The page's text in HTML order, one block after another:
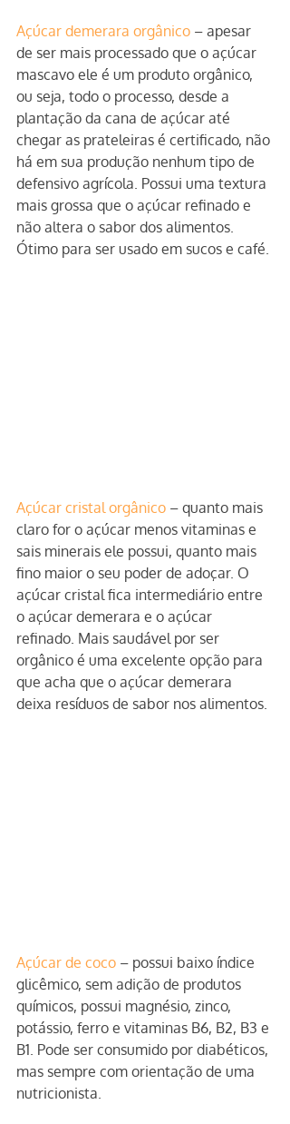
Açúcar demerara orgânico – apesar
de ser mais processado que o açúcar
mascavo ele é um produto orgânico,
ou seja, todo o processo, desde a
plantação da cana de açúcar até
chegar as prateleiras é certificado, não
há em sua produção nenhum tipo de
defensivo agrícola. Possui uma textura
mais grossa que o açúcar refinado e
não altera o sabor dos alimentos.
Ótimo para ser usado em sucos e café.
Açúcar cristal orgânico – quanto mais
claro for o açúcar menos vitaminas e
sais minerais ele possui, quanto mais
fino maior o seu poder de adoçar. O
açúcar cristal fica intermediário entre
o açúcar demerara e o açúcar
refinado. Mais saudável por ser
orgânico é uma excelente opção para
que acha que o açúcar demerara
deixa resíduos de sabor nos alimentos.
Açúcar de coco – possui baixo índice
glicêmico, sem adição de produtos
químicos, possui magnésio, zinco,
potássio, ferro e vitaminas B6, B2, B3 e
B1. Pode ser consumido por diabéticos,
mas sempre com orientação de uma
nutricionista.